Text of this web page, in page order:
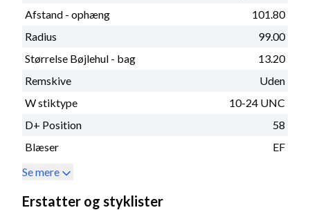
Afstand - ophæng
101.80
Radius
99.00
Størrelse Bøjlehul - bag
13.20
Remskive
Uden
W stiktype
10-24 UNC
D+ Position
58
Blæser
EF
Se mere
Erstatter og styklister